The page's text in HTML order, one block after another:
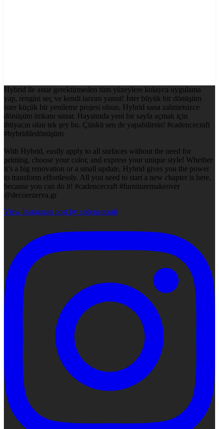
Hybrid ile astar gerektirmeden tüm yüzeylere kolayca uygulama
yap, rengini seç ve kendi tarzını yansıt! İster büyük bir dönüşüm
ister küçük bir yenileme projesi olsun, Hybrid sana zahmetsizce
dönüşüm imkanı sunar. Hayatında yeni bir sayfa açmak için
ihtiyacın olan tek şey bu. Çünkü sen de yapabilirsin! #cadencecraft
#hybridiledönüşüm
With Hybrid, easily apply to all surfaces without the need for
priming, choose your color, and express your unique style! Whether
it’s a big renovation or a small update, Hybrid gives you the power
to transform effortlessly. All you need to start a new chapter is here,
because you can do it! #cadencecraft #furnituremakeover
@decorezerva.gr
View Instagram post by cadencecraft